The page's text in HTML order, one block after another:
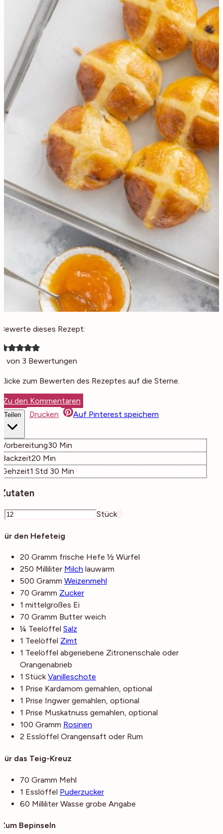
Bewerte dieses Rezept:
von 3 Bewertungen
Klicke zum Bewerten des Rezeptes auf die Sterne.
Zu den Kommentaren
Teilen Drucken Auf Pinterest speichern
Vorbereitung30 Minuten
Min
Backzeit20 Minuten
Min
Gehzeit1 Stunde
Std 30 Minuten
Min
Zutaten
Stück
Für den Hefeteig
20 Gramm frische Hefe ½ Würfel
250 Milliliter Milch lauwarm
500 Gramm Weizenmehl
70 Gramm Zucker
1 mittelgroßes Ei
70 Gramm Butter weich
¼ Teelöffel Salz
1 Teelöffel Zimt
1 Teelöffel abgeriebene Zitronenschale oder
Orangenabrieb
1 Stück Vanilleschote
1 Prise Kardamom gemahlen, optional
1 Prise Ingwer gemahlen, optional
1 Prise Muskatnuss gemahlen, optional
100 Gramm Rosinen
2 Esslöffel Orangensaft oder Rum
Für das Teig-Kreuz
70 Gramm Mehl
1 Esslöffel Puderzucker
60 Milliliter Wasse grobe Angabe
Zum Bepinseln